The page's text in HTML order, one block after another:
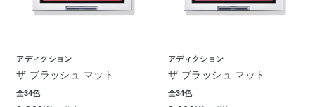
アディクション
ザ ブラッシュ マット
全34色
アディクション
ザ ブラッシュ マット
全34色